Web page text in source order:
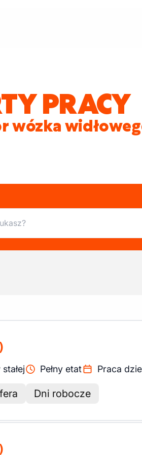
PRACY
wózka
Pełny etat Praca
Dni robocze